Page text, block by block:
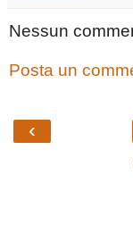
Nessun
Posta un
‹